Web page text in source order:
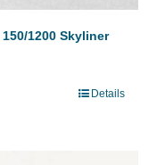
1200 Skyliner
Details